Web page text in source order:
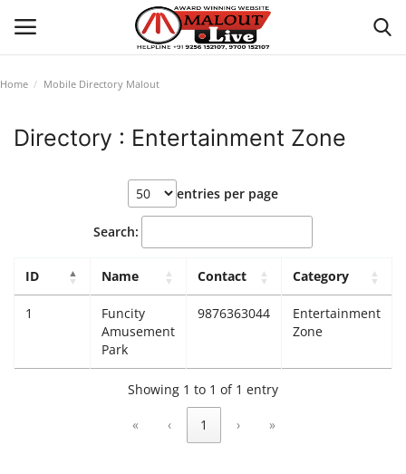
How to Reach Malout
Privacy Policy
History of Malout
Home Mobile Directory Malout
Directory : Entertainment Zone
entries per page
Search:
ID Name Contact Category
1
Funcity
Amusement
Park
9876363044
Entertainment
Zone
Showing 1 to 1 of 1 entry
« ‹ 1 › »